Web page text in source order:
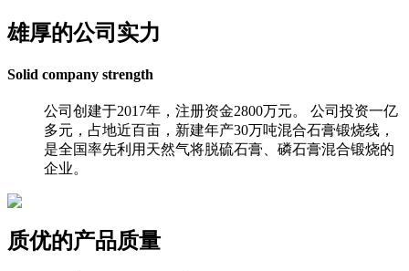
雄厚的公司实力
Solid company strength
公司创建于2017年，注册资金2800万元。 公司投资一亿
多元，占地近百亩，新建年产30万吨混合石膏锻烧线，
是全国率先利用天然气将脱硫石膏、磷石膏混合锻烧的
企业。
质优的产品质量